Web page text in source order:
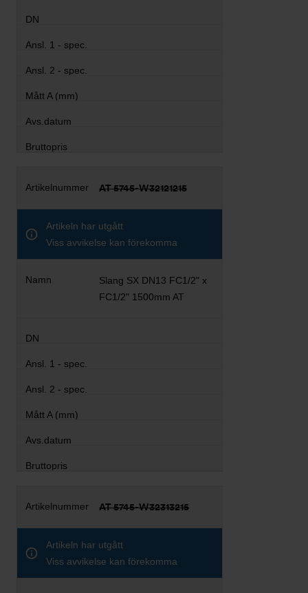
AT 5745-W32121215
Artikeln har utgått
Viss avvikelse kan förekomma
Slang SX DN13 FC1/2" x
FC1/2" 1500mm AT
AT 5745-W32313215
Artikeln har utgått
Viss avvikelse kan förekomma